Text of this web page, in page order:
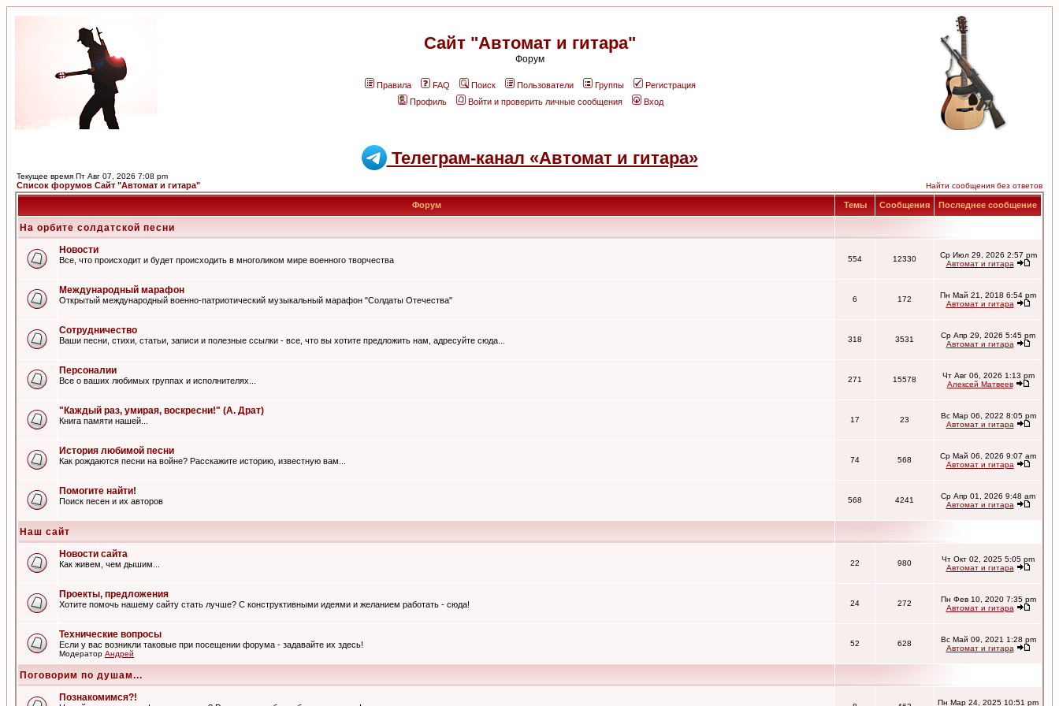
Сайт "Автомат и гитара"
Форум
Правила FAQ Поиск Пользователи Группы
Регистрация
Профиль
Войти и проверить личные сообщения Вход
Телеграм-канал «Автомат и гитара»
Текущее время Пт Авг 07, 2026 7:08 pm
Список форумов Сайт "Автомат и гитара" Найти сообщения без ответов
Форум Темы Сообщения Последнее сообщение
На орбите солдатской песни
Новости
Все, что происходит и будет происходить в многоликом мире военного творчества 554 12330
Ср Июл 29, 2026 2:57 pm
Автомат и гитара
Международный марафон
Открытый международный военно-патриотический музыкальный марафон "Солдаты Отечества" 6 172
Пн Май 21, 2018 6:54 pm
Автомат и гитара
Сотрудничество
Ваши песни, стихи, статьи, записи и полезные ссылки - все, что вы хотите предложить нам, адресуйте сюда... 318 3531
Ср Апр 29, 2026 5:45 pm
Автомат и гитара
Персоналии
Все о ваших любимых группах и исполнителях... 271 15578
Чт Авг 06, 2026 1:13 pm
Алексей Матвеев
"Каждый раз, умирая, воскресни!" (А. Драт)
Книга памяти нашей... 17 23
Вс Мар 06, 2022 8:05 pm
Автомат и гитара
История любимой песни
Как рождаются песни на войне? Расскажите историю, известную вам... 74 568
Ср Май 06, 2026 9:07 am
Автомат и гитара
Помогите найти!
Поиск песен и их авторов 568 4241
Ср Апр 01, 2026 9:48 am
Автомат и гитара
Наш сайт
Новости сайта
Как живем, чем дышим... 22 980
Чт Окт 02, 2025 5:05 pm
Автомат и гитара
Проекты, предложения
Хотите помочь нашему сайту стать лучше? С конструктивными идеями и желанием работать - сюда! 24 272
Пн Фев 10, 2020 7:35 pm
Автомат и гитара
Технические вопросы
Если у вас возникли таковые при посещении форума - задавайте их здесь!
Модератор Андрей
52 628
Вс Май 09, 2021 1:28 pm
Автомат и гитара
Поговорим по душам...
Познакомимся?!
Пн Мар 24, 2025 10:51 pm